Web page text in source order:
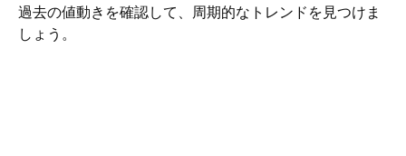
過去の値動きを確認して、周期的なトレンドを見つけま
しょう。